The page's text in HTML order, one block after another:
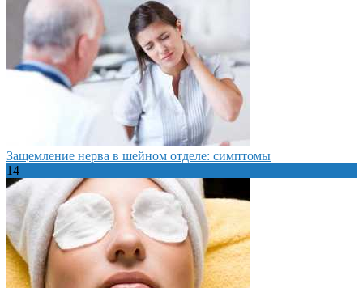
Защемление нерва в шейном отделе: симптомы
14